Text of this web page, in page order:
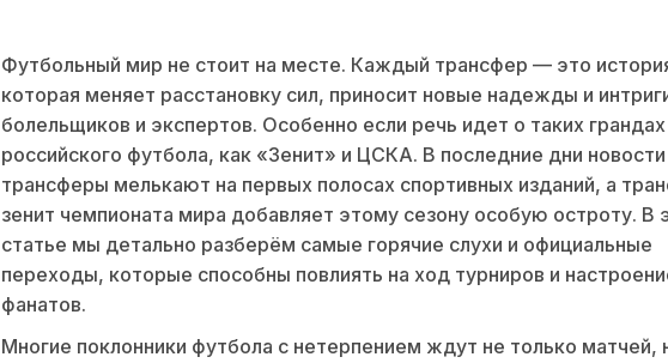
Футбольный мир не стоит на месте. Каждый трансфер — это
которая меняет расстановку сил, приносит новые надежды и
болельщиков и экспертов. Особенно если речь идет о таких грандах
российского футбола, как «Зенит» и ЦСКА. В последние дни новости
трансферы мелькают на первых полосах спортивных изданий, а
зенит чемпионата мира добавляет этому сезону особую остроту. В
статье мы детально разберём самые горячие слухи и официальные
переходы, которые способны повлиять на ход турниров и
фанатов.
Многие поклонники футбола с нетерпением ждут не только матчей,